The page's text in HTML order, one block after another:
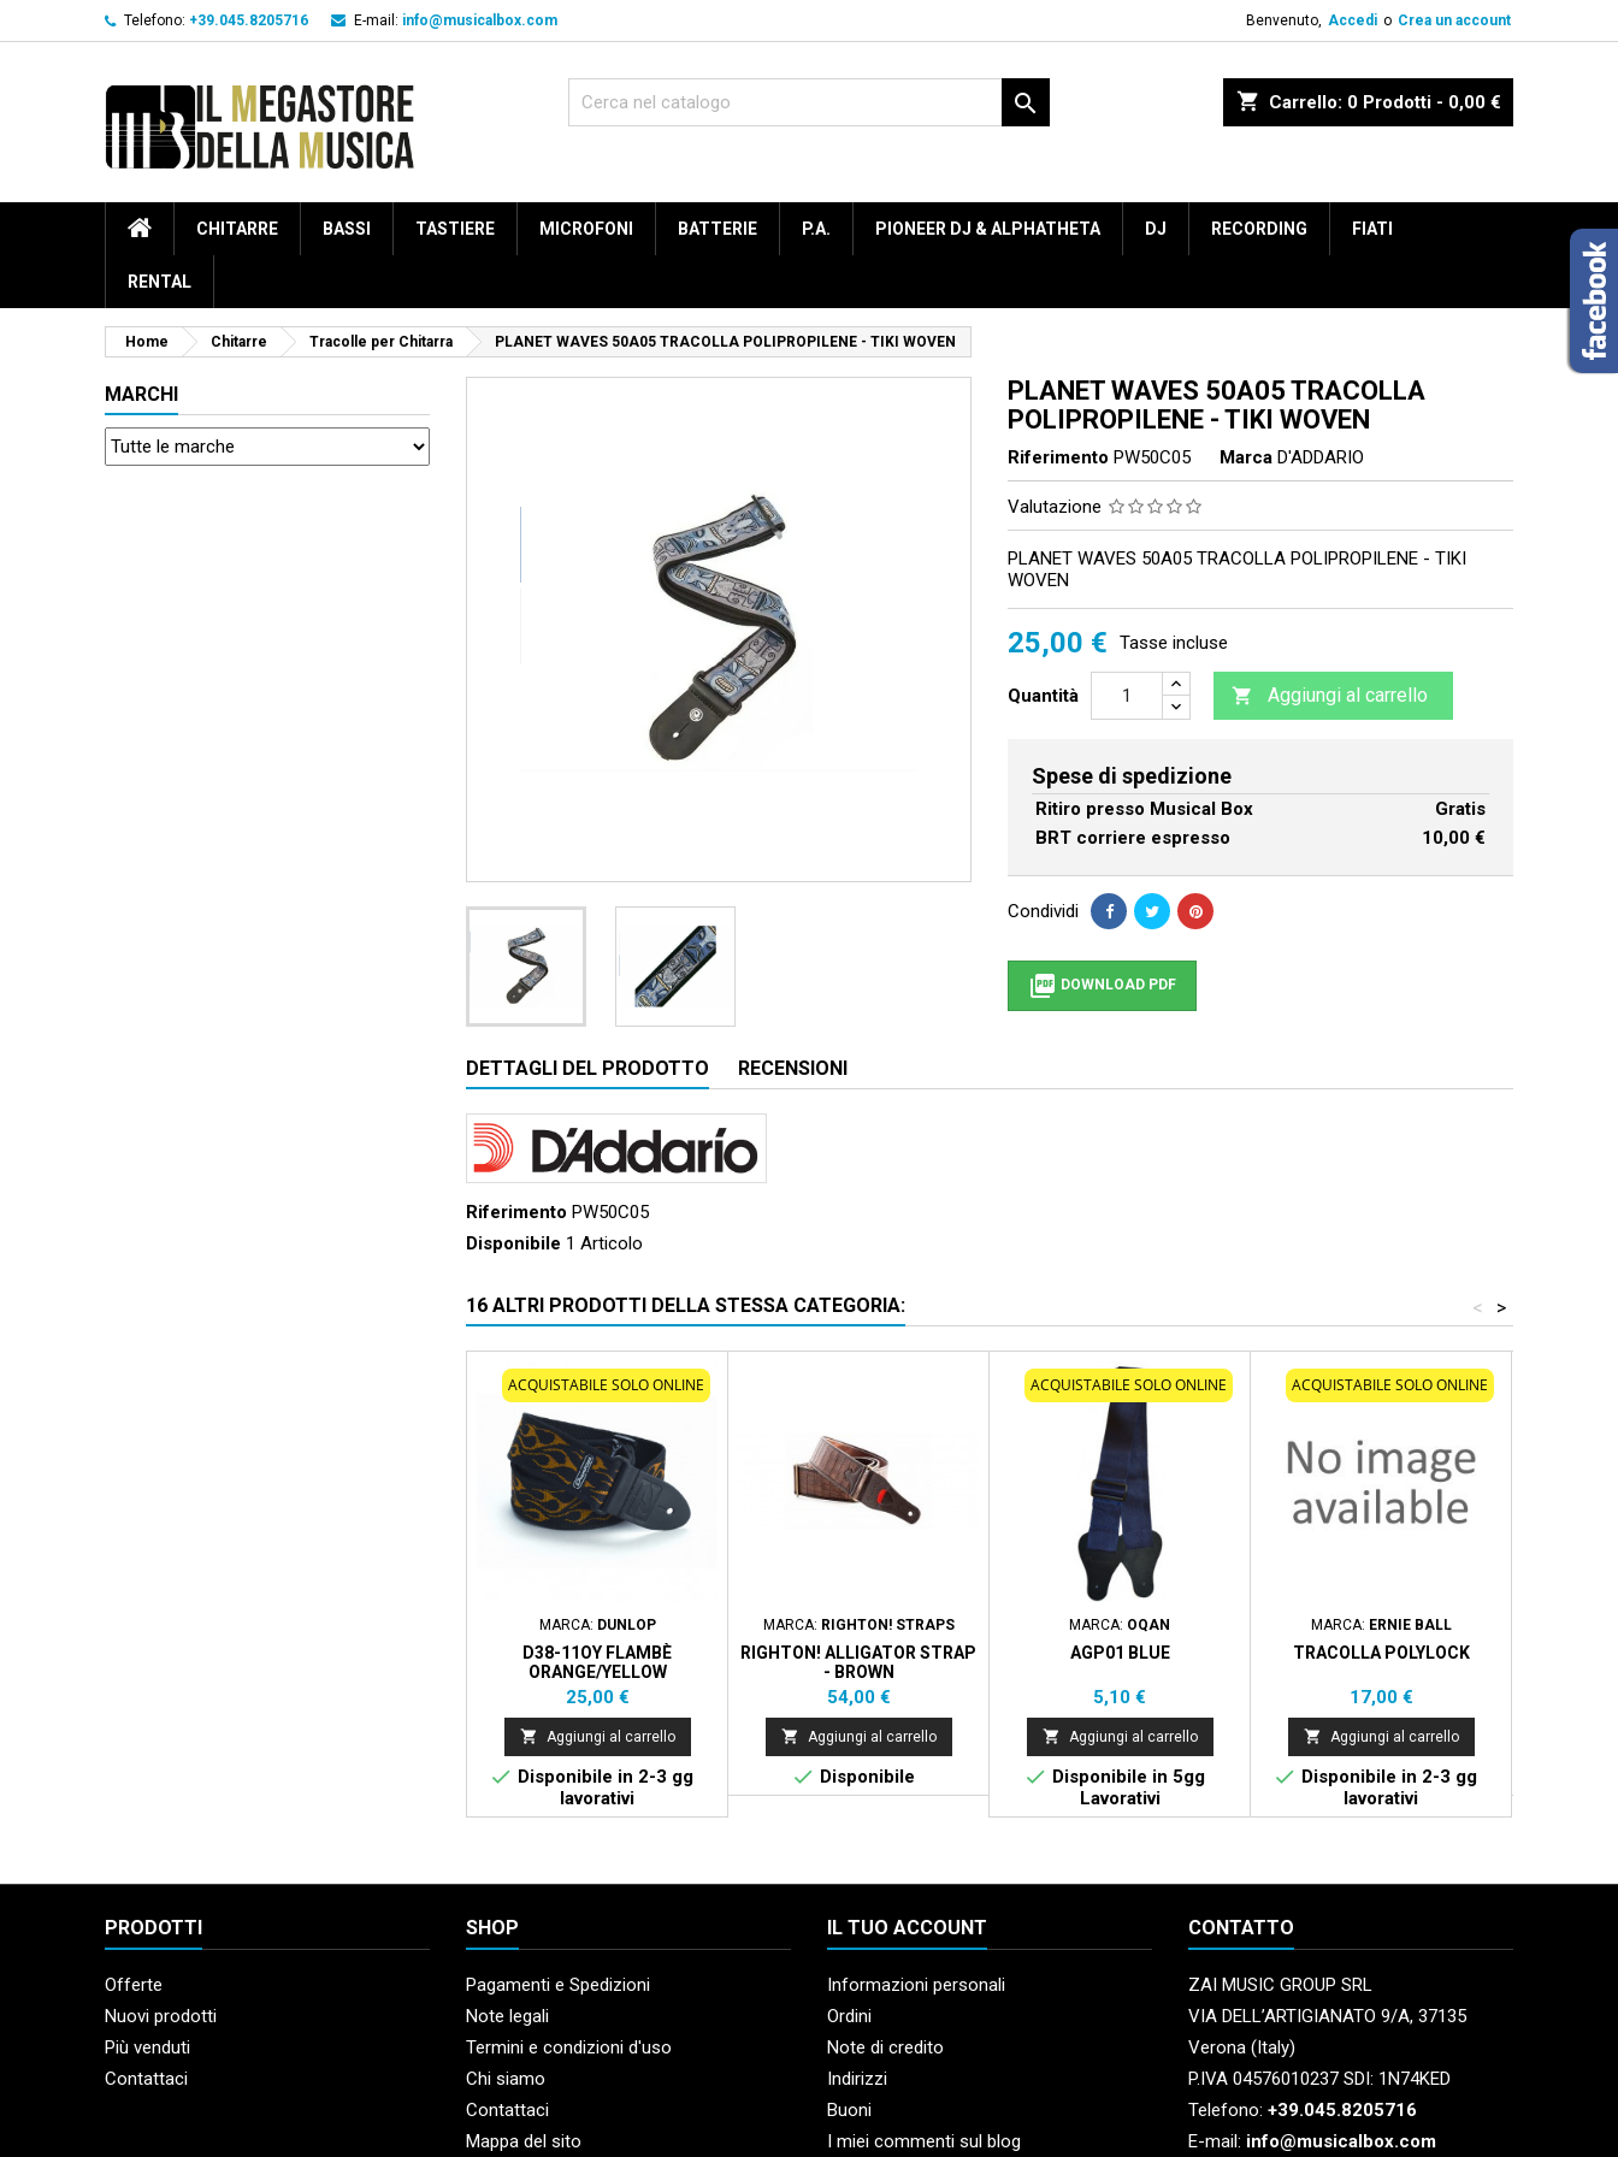
Telefono: +39.045.8205716 E-mail: info@musicalbox.com Benvenuto, Accedi o Crea un account
shopping_cart Carrello: 0 Prodotti - 0,00 €

CHITARRE BASSI TASTIERE MICROFONI BATTERIE P.A. PIONEER DJ & ALPHATHETA DJ RECORDING FIATI
RENTAL
Home Chitarre Tracolle per Chitarra PLANET WAVES 50A05 TRACOLLA POLIPROPILENE - TIKI WOVEN
MARCHI
PLANET WAVES 50A05 TRACOLLA
POLIPROPILENE - TIKI WOVEN
Riferimento PW50C05 Marca D'ADDARIO
Valutazione
PLANET WAVES 50A05 TRACOLLA POLIPROPILENE - TIKI
WOVEN
25,00 € Tasse incluse
Quantità  Aggiungi al carrello
Spese di spedizione
Ritiro presso Musical Box
Gratis
BRT corriere espresso
10,00 €
Condividi
 DOWNLOAD PDF
DETTAGLI DEL PRODOTTO RECENSIONI
Riferimento PW50C05
Disponibile 1 Articolo
16 ALTRI PRODOTTI DELLA STESSA CATEGORIA: >
<
ACQUISTABILE SOLO ONLINE
MARCA: DUNLOP
D38-11OY FLAMBÈ
ORANGE/YELLOW
Prezzo
25,00 €
 Aggiungi al carrello
 Disponibile in 2-3 gg
lavorativi
MARCA: RIGHTON! STRAPS
RIGHTON! ALLIGATOR STRAP
- BROWN
Prezzo
54,00 €
 Aggiungi al carrello
 Disponibile
ACQUISTABILE SOLO ONLINE
MARCA: OQAN
AGP01 BLUE
Prezzo
5,10 €
 Aggiungi al carrello
 Disponibile in 5gg
Lavorativi
ACQUISTABILE SOLO ONLINE
MARCA: ERNIE BALL
TRACOLLA POLYLOCK
Prezzo
17,00 €
 Aggiungi al carrello
 Disponibile in 2-3 gg
lavorativi
PRODOTTI
Offerte
Nuovi prodotti
Più venduti
Contattaci
SHOP
Pagamenti e Spedizioni
Note legali
Termini e condizioni d'uso
Chi siamo
Contattaci
Mappa del sito
IL TUO ACCOUNT
Informazioni personali
Ordini
Note di credito
Indirizzi
Buoni
I miei commenti sul blog
CONTATTO
ZAI MUSIC GROUP SRL
VIA DELL’ARTIGIANATO 9/A, 37135
Verona (Italy)
P.IVA 04576010237 SDI: 1N74KED
Telefono: +39.045.8205716
E-mail: info@musicalbox.com